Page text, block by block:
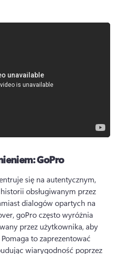
GoPro
się na autentycznym,
obsługiwanym przez
dialogów opartych na
goPro często wyróżnia
przez użytkownika, aby
Pomaga to zaprezentować
wiarygodność poprzez